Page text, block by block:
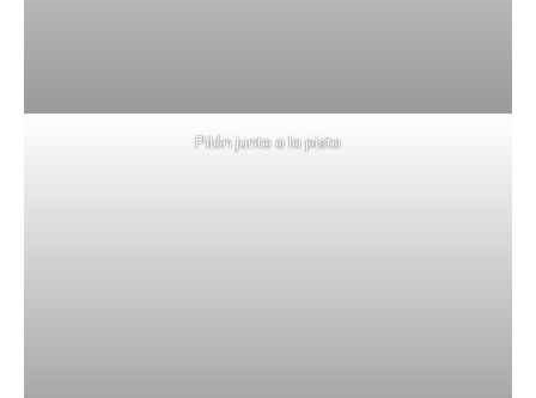
Pilón junto a la pista